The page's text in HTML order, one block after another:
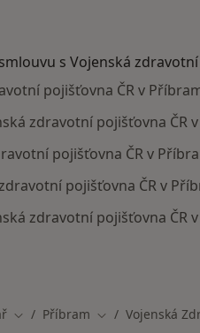
s Vojenská
pojišťovna ČR v
zdravotní pojišťovna ČR
pojišťovna ČR v
pojišťovna ČR v
zdravotní pojišťovna ČR
Změna města
Příbram Změna města
Vojenská